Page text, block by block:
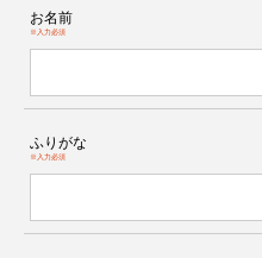
お名前
※入力必須
ふりがな
※入力必須